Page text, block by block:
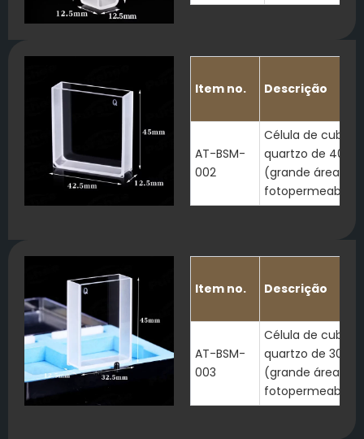
Item no. Descrição
AT-BSM-
002
Célula de
quartzo de 40
(grande área de
Item no. Descrição
AT-BSM-
003
Célula de
quartzo de 30
(grande área de